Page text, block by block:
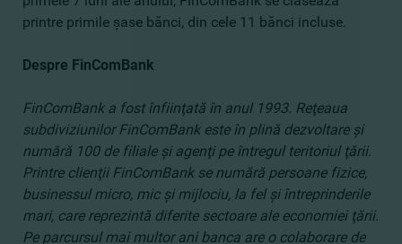
printre primile şase bănci, din cele 11 bănci incluse.
Despre FinComBank
FinComBank a fost înfiinţată în anul 1993. Reţeaua
subdiviziunilor FinComBank este în plină dezvoltare şi
numără 100 de filiale şi agenţi pe întregul teritoriul ţării.
Printre clienţii FinComBank se numără persoane fizice,
businessul micro, mic şi mijlociu, la fel şi întreprinderile
mari, care reprezintă diferite sectoare ale economiei ţării.
Pe parcursul mai multor ani banca are o colaborare de